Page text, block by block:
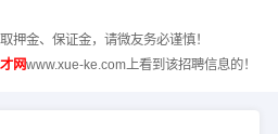
押金、保证金，请微友务必谨慎！
网www.xue-ke.com上看到该招聘信息的！